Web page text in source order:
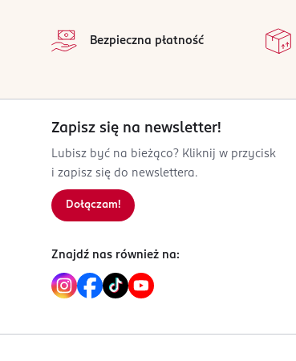
info@allurepro.eu
5 391545 180810
Bezpieczna płatność
Zapisz się na newsletter!
Lubisz być na bieżąco? Kliknij w przycisk
i zapisz się do newslettera.
Dołączam!
Znajdź nas również na: